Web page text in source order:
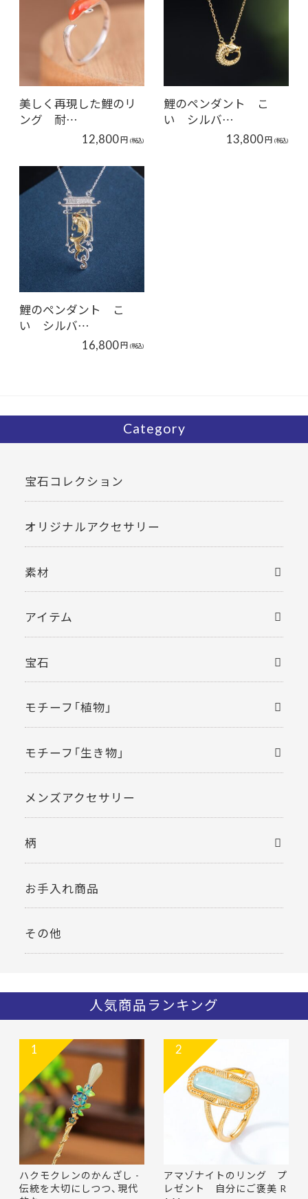
美しく再現した鯉のリ
ング 耐…
12,800円 (税込)
鯉のペンダント こ
い シルバ…
13,800円 (税込)
鯉のペンダント こ
い シルバ…
16,800円 (税込)
Category
宝石コレクション
オリジナルアクセサリー
素材
アイテム
宝石
モチーフ「植物」
モチーフ「生き物」
メンズアクセサリー
柄
お手入れ商品
その他
人気商品ランキング
ハクモクレンのかんざし -
伝統を大切にしつつ、現代
1
アマゾナイトのリング プ
レゼント 自分にご褒美 R
2